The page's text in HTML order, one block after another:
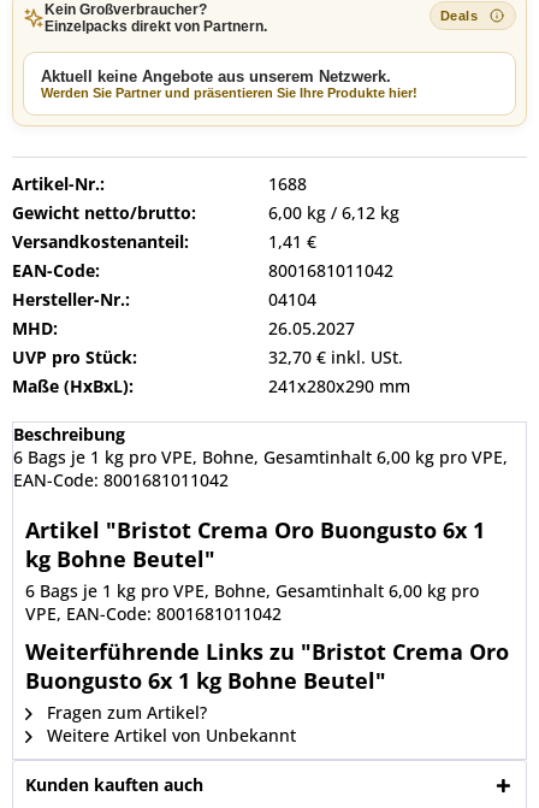
Kein Großverbraucher?
Einzelpacks direkt von Partnern.
Aktuell keine Angebote aus unserem Netzwerk.
Werden Sie Partner und präsentieren Sie Ihre Produkte hier!
Artikel-Nr.:
1688
Gewicht netto/brutto:
6,00 kg / 6,12 kg
Versandkostenanteil:
1,41 €
EAN-Code:
8001681011042
Hersteller-Nr.:
04104
MHD:
26.05.2027
UVP pro Stück:
32,70 € inkl. USt.
Maße (HxBxL):
241x280x290 mm
Beschreibung
6 Bags je 1 kg pro VPE, Bohne, Gesamtinhalt 6,00 kg pro VPE,
EAN-Code: 8001681011042
Artikel "Bristot Crema Oro Buongusto 6x 1
kg Bohne Beutel"
6 Bags je 1 kg pro VPE, Bohne, Gesamtinhalt 6,00 kg pro
VPE, EAN-Code: 8001681011042
Weiterführende Links zu "Bristot Crema Oro
Buongusto 6x 1 kg Bohne Beutel"
Fragen zum Artikel?
Weitere Artikel von Unbekannt
Kunden kauften auch